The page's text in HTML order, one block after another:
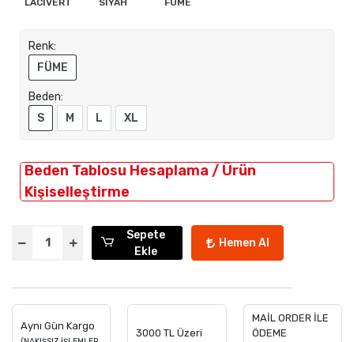
LACİVERT SİYAH FÜME
Renk:
FÜME
Beden:
S
M L XL
Beden Tablosu Hesaplama / Ürün
Kişiselleştirme
Sepete
Ekle
Hemen Al
Aynı Gün Kargo
3000 TL Üzeri
MAİL ORDER İLE
ÖDEME